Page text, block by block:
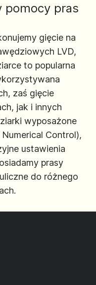
pomocy pras
gięcie na
LVD,
to popularna
zaś gięcie
jak i innych
wyposażone
Control),
ustawienia
prasy
do różnego